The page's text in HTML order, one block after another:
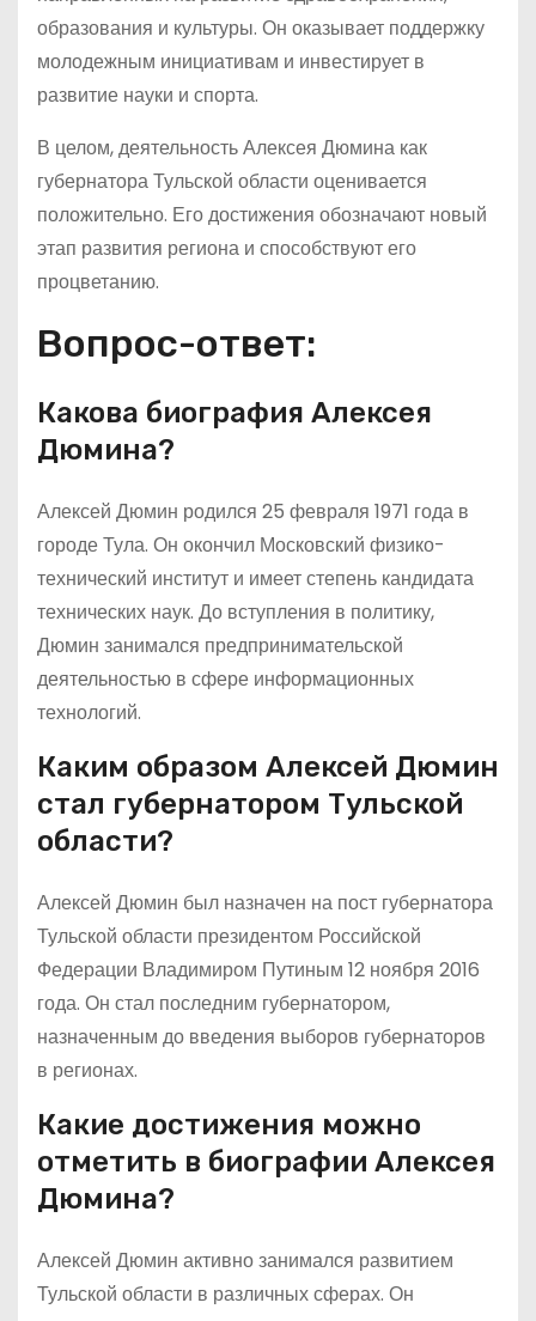
образования и культуры. Он оказывает поддержку
молодежным инициативам и инвестирует в
развитие науки и спорта.
В целом, деятельность Алексея Дюмина как
губернатора Тульской области оценивается
положительно. Его достижения обозначают новый
этап развития региона и способствуют его
процветанию.
Вопрос-ответ:
Какова биография Алексея
Дюмина?
Алексей Дюмин родился 25 февраля 1971 года в
городе Тула. Он окончил Московский физико-
технический институт и имеет степень кандидата
технических наук. До вступления в политику,
Дюмин занимался предпринимательской
деятельностью в сфере информационных
технологий.
Каким образом Алексей Дюмин
стал губернатором Тульской
области?
Алексей Дюмин был назначен на пост губернатора
Тульской области президентом Российской
Федерации Владимиром Путиным 12 ноября 2016
года. Он стал последним губернатором,
назначенным до введения выборов губернаторов
в регионах.
Какие достижения можно
отметить в биографии Алексея
Дюмина?
Алексей Дюмин активно занимался развитием
Тульской области в различных сферах. Он